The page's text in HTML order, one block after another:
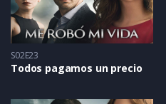
S02E23
Todos pagamos un precio